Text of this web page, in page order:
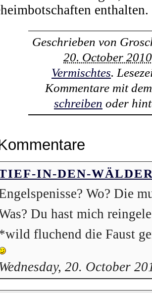
enthalten.
Geschrieben von
20. October
Vermischtes.
Kommentare mit
schreiben oder
IN-DEN-
Wo? Die
Du hast mich
fluchend die Faust
20. October